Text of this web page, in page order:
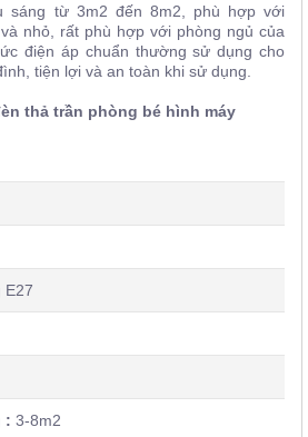
sáng từ 3m2 đến 8m2, phù hợp với
nhỏ, rất phù hợp với phòng ngủ của
điện áp chuẩn thường sử dụng cho
tiện lợi và an toàn khi sử dụng.
thả trần phòng bé hình máy
E27
: 3-8m2